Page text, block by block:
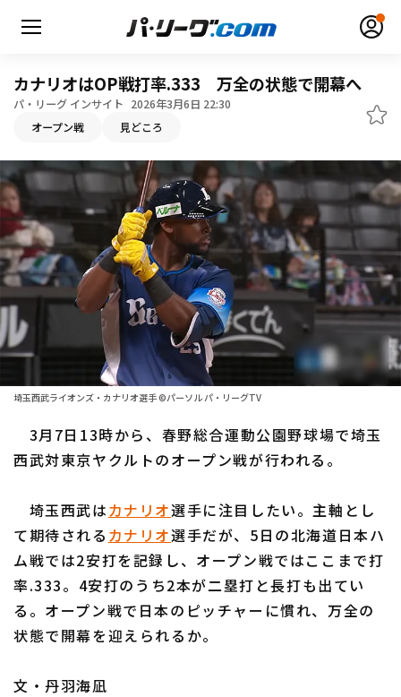
HOME
動画
日程・結果
順位表･成績
1軍公式戦
ファーム中地区
交流戦
北海道日本ハムファイターズ
埼玉西武ライオンズ
千葉ロッテマリーンズ
オリックス・バファローズ
ニュース
設定
カナリオはOP戦打率.333 万全の状態で開幕へ
パ・リーグ インサイト 2026年3月6日 22:30
オープン戦 見どころ
埼玉西武ライオンズ・カナリオ選手 ©パーソル パ・リーグTV
3月7日13時から、春野総合運動公園野球場で埼玉
西武対東京ヤクルトのオープン戦が行われる。
埼玉西武はカナリオ選手に注目したい。主軸とし
て期待される カナリオ選手だが、5日の北海道日本ハ
ム戦では2安打を記録し、オープン戦ではここまで打
率.333。4安打のうち2本が二塁打と長打も出てい
る。オープン戦で日本のピッチャーに慣れ、万全の
状態で開幕を迎えられるか。
文・丹羽海凪